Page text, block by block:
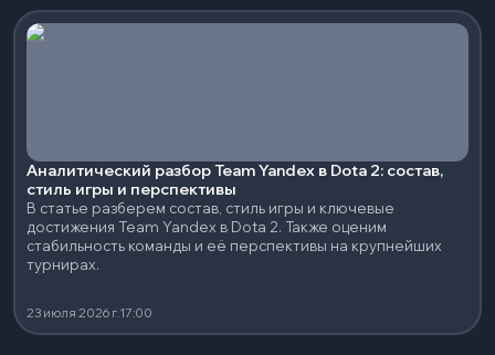
Аналитический разбор Team Yandex в Dota 2: состав,
стиль игры и перспективы
В статье разберем состав, стиль игры и ключевые
достижения Team Yandex в Dota 2. Также оценим
стабильность команды и её перспективы на крупнейших
турнирах.
23 июля 2026 г.17:00